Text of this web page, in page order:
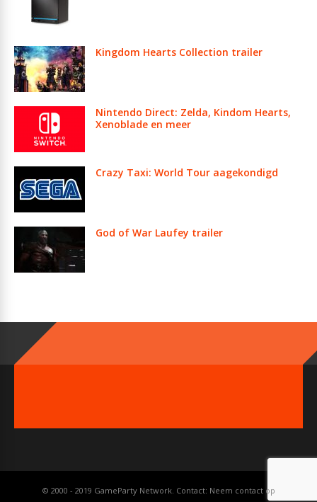
Kingdom Hearts Collection trailer
Nintendo Direct: Zelda, Kindom Hearts,
Xenoblade en meer
Crazy Taxi: World Tour aagekondigd
God of War Laufey trailer
© 2000 - 2019 GameParty Network. Contact: Neem contact op